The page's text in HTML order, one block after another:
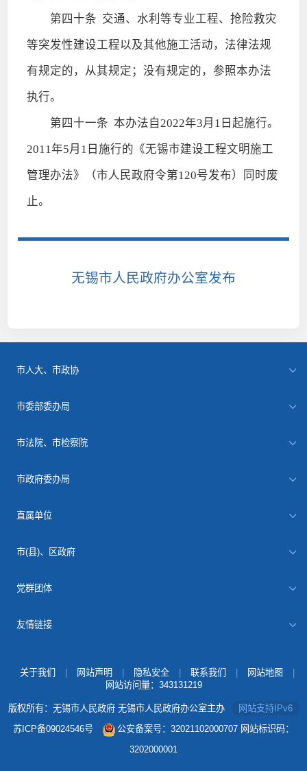
第四十条 交通、水利等专业工程、抢险救灾
等突发性建设工程以及其他施工活动，法律法规
有规定的，从其规定；没有规定的，参照本办法
执行。
第四十一条 本办法自2022年3月1日起施行。
2011年5月1日施行的《无锡市建设工程文明施工
管理办法》（市人民政府令第120号发布）同时废
止。
无锡市人民政府办公室发布
市人大、市政协
市委部委办局
市法院、市检察院
市政府委办局
直属单位
市(县)、区政府
党群团体
友情链接
关于我们 网站声明 隐私安全 联系我们 网站地图
网站访问量： 343131219
版权所有：无锡市人民政府 无锡市人民政府办公室主办
网站支持IPv6
苏ICP备09024546号
公安备案号：32021102000707 网站标识码：
3202000001